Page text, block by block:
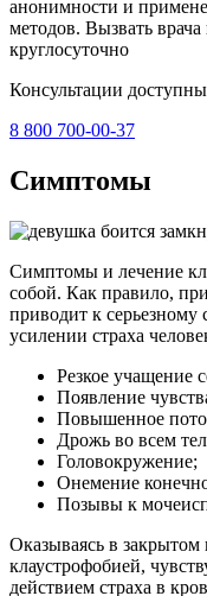
анонимности и
методов. Вызвать
круглосуточно
Консультации
8 800 700-00-37
Симптомы
Симптомы и лечение
собой. Как правило,
приводит к серьезному
усилении страха
Резкое учащение
Появление
Повышенное
Дрожь во всем
Головокружение;
Онемение
Позывы к
Оказываясь в
клаустрофобией,
действием страха в